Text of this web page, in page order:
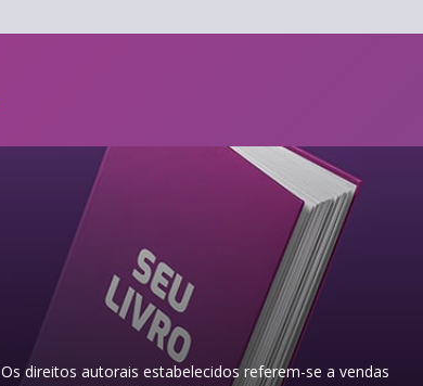
Os direitos autorais estabelecidos referem-se a vendas